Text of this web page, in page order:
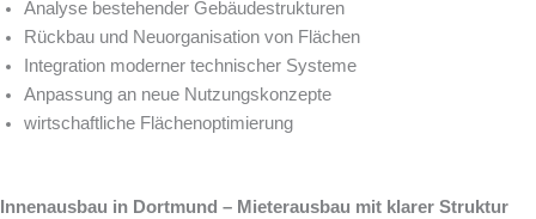
Analyse bestehender Gebäudestrukturen
Rückbau und Neuorganisation von Flächen
Integration moderner technischer Systeme
Anpassung an neue Nutzungskonzepte
wirtschaftliche Flächenoptimierung
Innenausbau in Dortmund – Mieterausbau mit klarer Struktur